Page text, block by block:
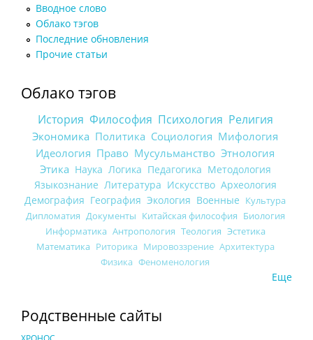
Вводное слово
Облако тэгов
Последние обновления
Прочие статьи
Облако тэгов
История Философия Психология Религия
Экономика Политика Социология Мифология
Идеология Право Мусульманство Этнология
Этика Наука Логика Педагогика Методология
Языкознание Литература Искусство Археология
Демография География Экология Военные Культура
Дипломатия Документы Китайская философия Биология
Информатика Антропология Теология Эстетика
Математика Риторика Мировоззрение Архитектура
Физика Феноменология
Еще
Родственные сайты